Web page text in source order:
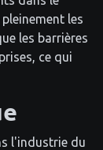
les
les barrières
ce qui
l'industrie du